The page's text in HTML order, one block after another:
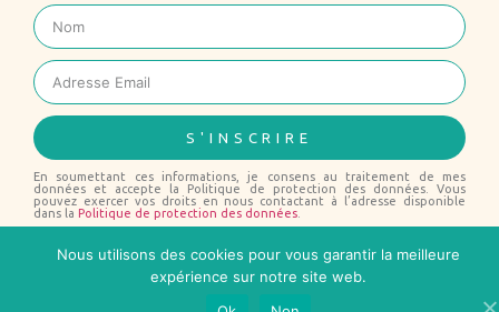
S'INSCRIRE
En soumettant ces informations, je consens au traitement de mes
données et accepte la Politique de protection des données. Vous
pouvez exercer vos droits en nous contactant à l’adresse disponible
dans la Politique de protection des données
© 2019-2020 ALL RIGHTS RESERVED
Nous utilisons des cookies pour vous garantir la meilleure
expérience sur notre site web.